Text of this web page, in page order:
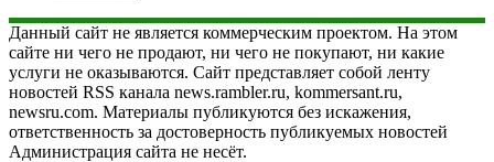
Данный сайт не является коммерческим проектом. На этом
сайте ни чего не продают, ни чего не покупают, ни какие
услуги не оказываются. Сайт представляет собой ленту
новостей RSS канала news.rambler.ru, kommersant.ru,
newsru.com. Материалы публикуются без искажения,
ответственность за достоверность публикуемых новостей
Администрация сайта не несёт.